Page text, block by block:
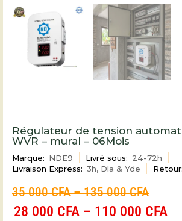
Régulateur de tension
WVR – mural – 06Mois
Marque: NDE9 Livré sous: 24-72h
Livraison Express: 3h, Dla & Yde Retour:
35 000CFA–135 000CFA
28 000 CFA – 110 000 CFA